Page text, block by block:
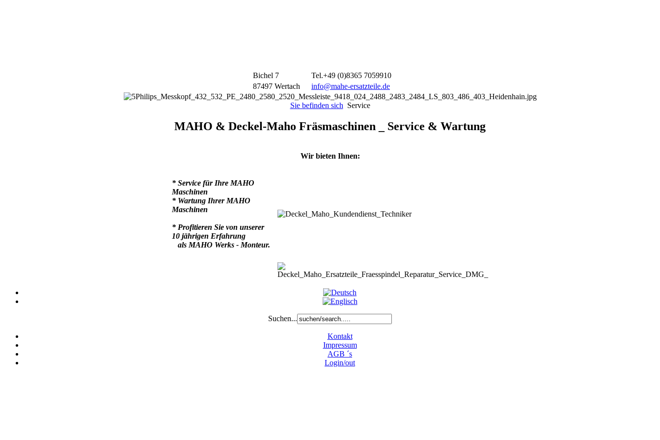
Bichel 7
Tel.+49 (0)8365 7059910
87497 Wertach
info@mahe-ersatzteile.de
Sie befinden sich Service
MAHO & Deckel-Maho Fräsmaschinen _ Service & Wartung
Wir bieten Ihnen:
* Service für Ihre MAHO
Maschinen
* Wartung Ihrer MAHO
Maschinen
* Profitieren Sie von unserer
10 jährigen Erfahrung
als MAHO Werks - Monteur.
Suchen...
Kontakt
Impressum
AGB ´s
Login/out